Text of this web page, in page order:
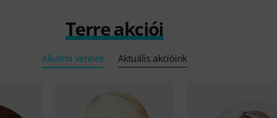
Terre akciói
Alkalmi vételek Aktuális akcióink